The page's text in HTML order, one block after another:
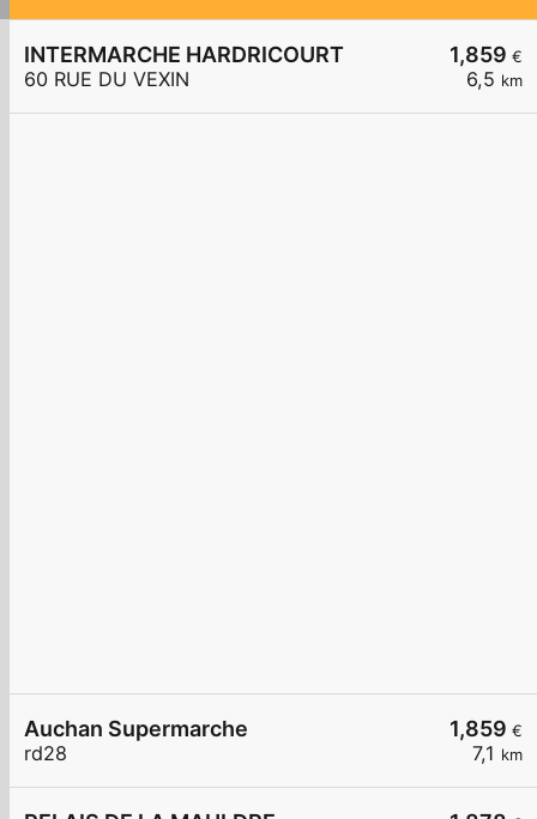
1,859 €
6,5 km
INTERMARCHE HARDRICOURT
60 RUE DU VEXIN
1,859 €
7,1 km
Auchan Supermarche
rd28